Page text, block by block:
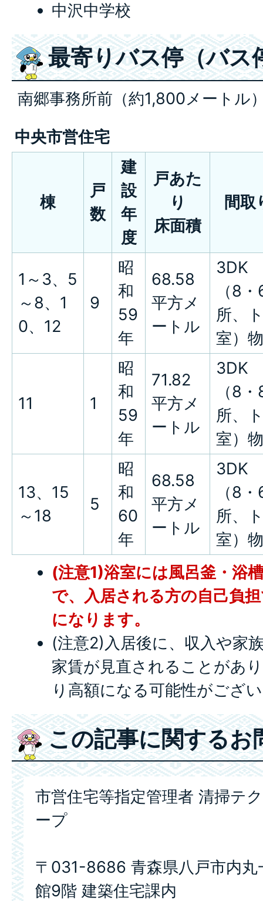
中沢中学校
最寄りバス停（バス
南郷事務所前（約1,800メートル
中央市営住宅
棟
戸
数
建
設
年
度
戸あた
り
床面積
間取
1～3、5
～8、1
0、12
9
昭
和
59
年
68.58
平方メ
ートル
3DK
（8
所、
室）
11 1
昭
和
59
年
71.82
平方メ
ートル
3DK
（8
所、
室）
13、15
～18
5
昭
和
60
年
68.58
平方メ
ートル
3DK
（8
所、
室）
(注意1)浴室には風呂釜・浴
で、入居される方の自己負
になります。
(注意2)入居後に、収入や家
家賃が見直されることがあ
り高額になる可能性がござ
この記事に関するお
市営住宅等指定管理者 清掃テ
ープ
〒031-8686 青森県八戸市内丸
館9階 建築住宅課内